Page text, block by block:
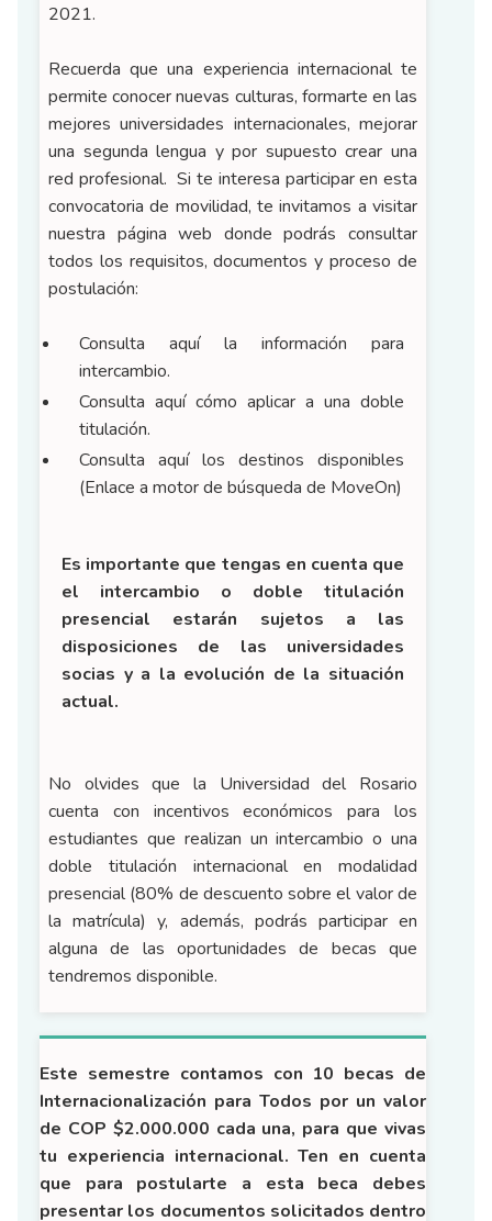
2021.
Recuerda que una experiencia internacional te
permite conocer nuevas culturas, formarte en las
mejores universidades internacionales, mejorar
una segunda lengua y por supuesto crear una
red profesional. Si te interesa participar en esta
convocatoria de movilidad, te invitamos a visitar
nuestra página web donde podrás consultar
todos los requisitos, documentos y proceso de
postulación:
Consulta aquí la información para
intercambio.
Consulta aquí cómo aplicar a una doble
titulación.
Consulta aquí los destinos disponibles
(Enlace a motor de búsqueda de MoveOn)
Es importante que tengas en cuenta que
el intercambio o doble titulación
presencial estarán sujetos a las
disposiciones de las universidades
socias y a la evolución de la situación
actual.
No olvides que la Universidad del Rosario
cuenta con incentivos económicos para los
estudiantes que realizan un intercambio o una
doble titulación internacional en modalidad
presencial (80% de descuento sobre el valor de
la matrícula) y, además, podrás participar en
alguna de las oportunidades de becas que
tendremos disponible.
Este semestre contamos con 10 becas de
Internacionalización para Todos por un valor
de COP $2.000.000 cada una, para que vivas
tu experiencia internacional. Ten en cuenta
que para postularte a esta beca debes
presentar los documentos solicitados dentro